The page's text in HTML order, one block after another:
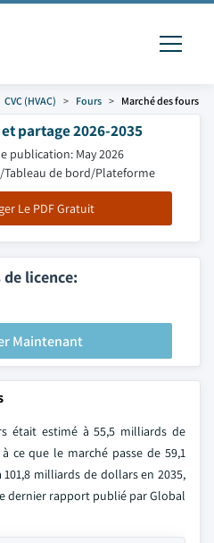
CVC (HVAC) Fours Marché des fours
partage 2026-2035
publication: May 2026
Tableau de bord/Plateforme
Le PDF Gratuit
licence:
Maintenant
était estimé à 55,5 milliards de
ce que le marché passe de 59,1
milliards de dollars en 2035,
dernier rapport publié par Global